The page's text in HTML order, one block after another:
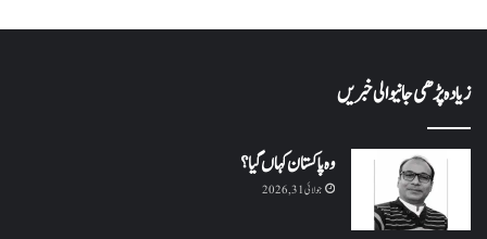
زیادہ پڑھی جانیوالی خبریں
وہ پاکستان کہاں گیا؟
جولائی 31, 2026